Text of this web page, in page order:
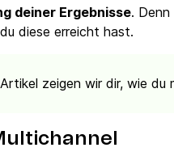
deiner Ergebnisse.
diese erreicht hast.
zeigen wir dir, wie du